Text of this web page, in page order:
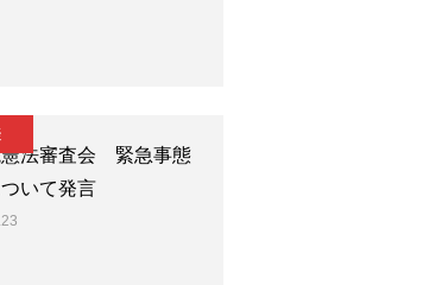
憲法審査会 緊急事態
いて発言